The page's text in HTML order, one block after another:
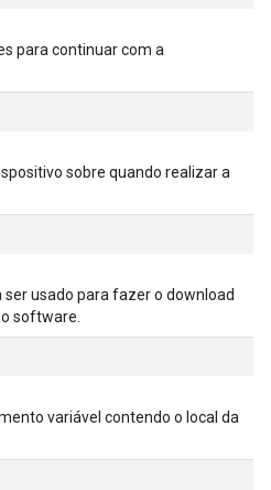
para continuar com a
sobre quando realizar a
usado para fazer o download
software.
variável contendo o local da